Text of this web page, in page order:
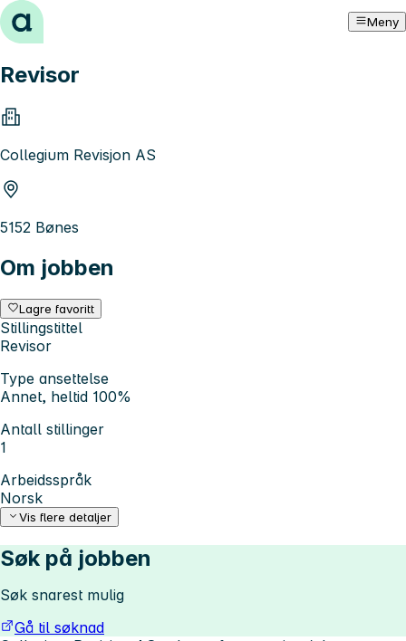
Hopp til innhold Meny
Revisor
Collegium Revisjon AS
5152 Bønes
Om jobben
Lagre favoritt
Stillingstittel
Revisor
Type ansettelse
Annet, heltid 100%
Antall stillinger
1
Arbeidsspråk
Norsk
Vis flere detaljer
Søk på jobben
Søk snarest mulig
Gå til søknad